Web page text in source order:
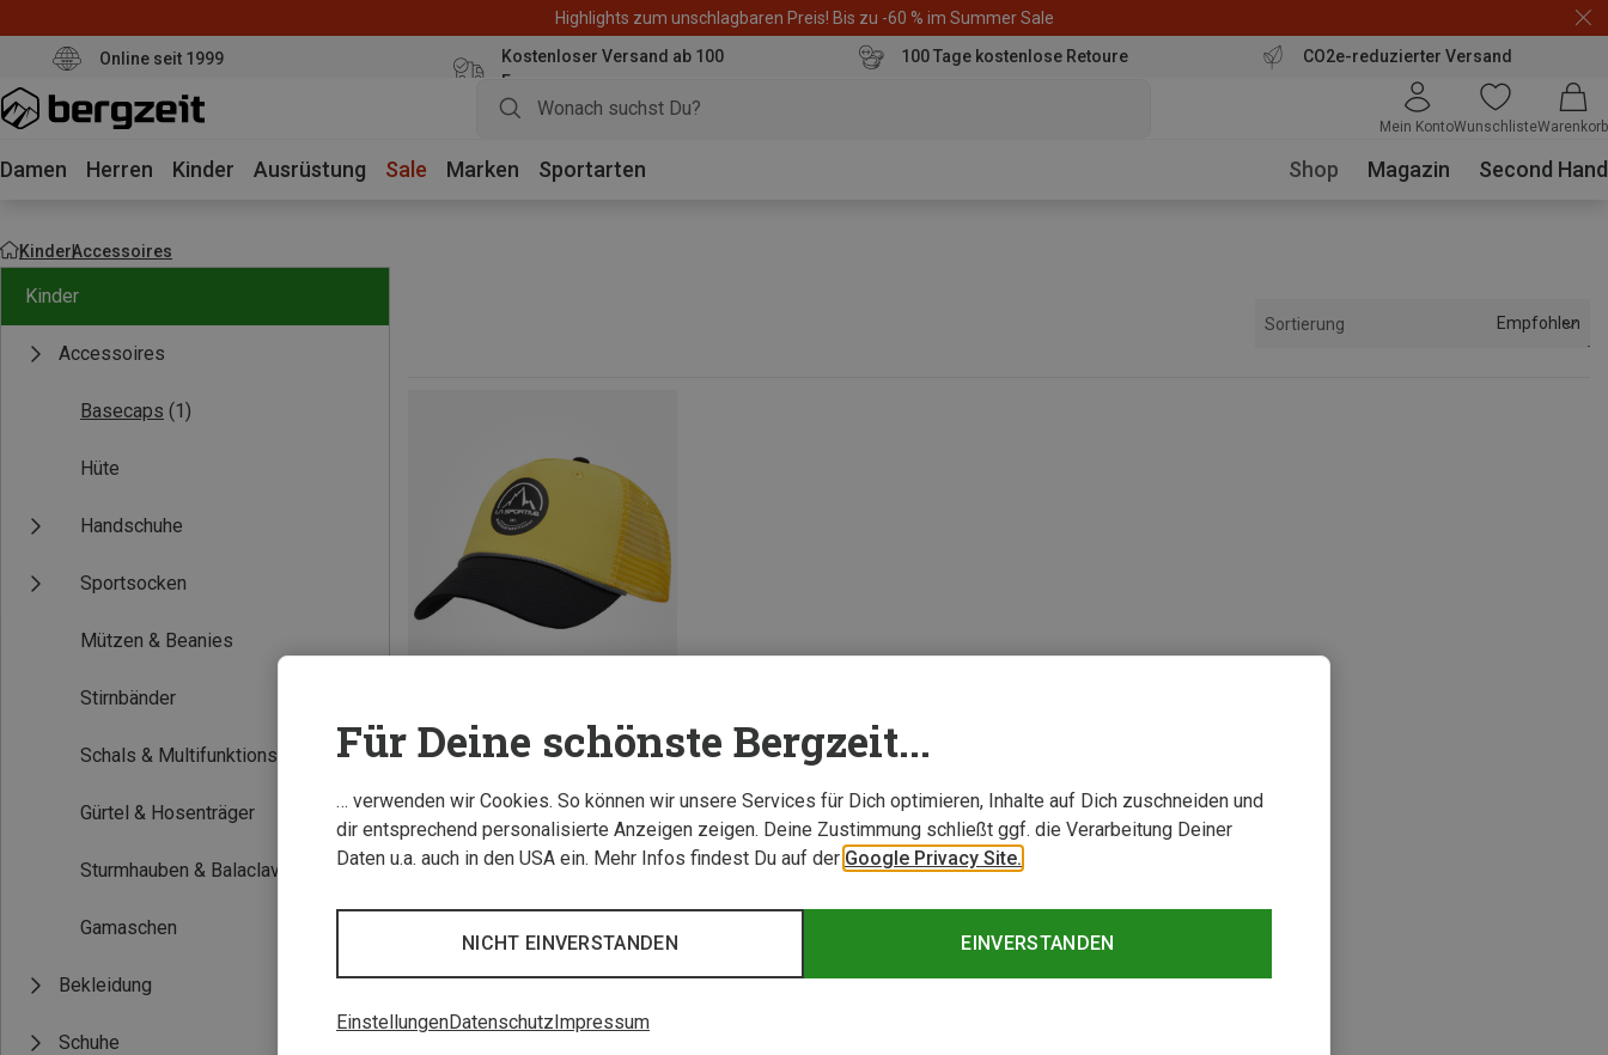
Highlights zum unschlagbaren Preis! Bis zu -60 % im Summer Sale
Online seit 1999
Kostenloser Versand ab 100
Euro
100 Tage kostenlose Retoure CO2e-reduzierter Versand
Mein KontoWunschlisteWarenkorb
Damen Herren Kinder Ausrüstung Sale Marken Sportarten Shop Magazin Second Hand
KinderAccessoires
Kinder
Accessoires
Basecaps (1)
Hüte
Handschuhe
Sportsocken
Mützen & Beanies
Stirnbänder
Schals & Multifunktionstücher
Gürtel & Hosenträger
Sturmhauben & Balaclavas
Gamaschen
Bekleidung
Schuhe
Sortierung Empfohlen
1 von 1 Artikel angesehen
Für Deine schönste Bergzeit...
… verwenden wir Cookies. So können wir unsere Services für Dich optimieren, Inhalte auf Dich zuschneiden und
dir entsprechend personalisierte Anzeigen zeigen. Deine Zustimmung schließt ggf. die Verarbeitung Deiner
Daten u.a. auch in den USA ein. Mehr Infos findest Du auf der Google Privacy Site.
EINVERSTANDEN
NICHT EINVERSTANDEN
EinstellungenDatenschutzImpressum